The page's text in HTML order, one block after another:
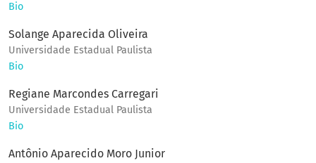
Bio
Solange Aparecida Oliveira
Universidade Estadual Paulista
Bio
Regiane Marcondes Carregari
Universidade Estadual Paulista
Bio
Antônio Aparecido Moro Junior